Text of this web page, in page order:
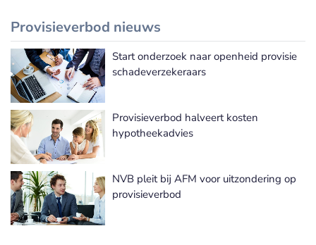
Provisieverbod nieuws
Meer Provisieverbod nieuws
Start onderzoek naar openheid provisie
schadeverzekeraars
Provisieverbod halveert kosten
hypotheekadvies
NVB pleit bij AFM voor uitzondering op
provisieverbod